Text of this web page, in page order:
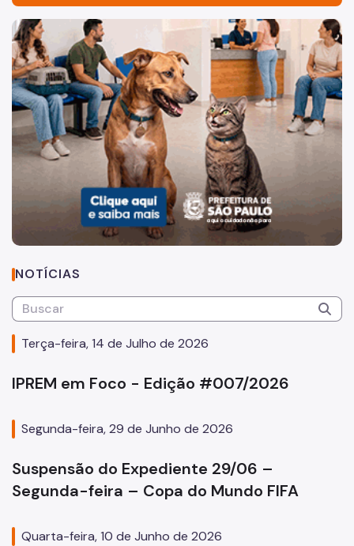
Acesso à Informação
Participação Social
Quadro de Serviços
Quem Somos
Legislação Previdênciária
Gestão de Beneficios
Aposentadoria
Empréstimos Consignado
Hospital do Servidor
Pensão por Morte
Outros Serviços
Fale Conosco
Imagem de um cachorro caramelo e uma gata rajada,
NOTÍCIAS
Terça-feira, 14 de Julho de 2026
IPREM em Foco - Edição #007/2026
Segunda-feira, 29 de Junho de 2026
Suspensão do Expediente 29/06 –
Segunda-feira – Copa do Mundo FIFA
Quarta-feira, 10 de Junho de 2026